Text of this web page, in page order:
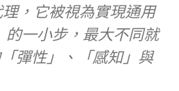
理，它被視為實現通用
的一小步，最大不同就
彈性」、「感知」與